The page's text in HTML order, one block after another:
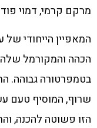
מרקם קרמי, דמוי
המאפיין הייחודי של
הכהה והמקורמל
בטמפרטורה גבוהה.
שרוף, המוסיף טעם
הזו פשוטה להכנה,